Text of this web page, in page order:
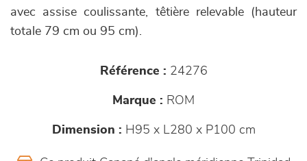
avec assise coulissante, têtière relevable (hauteur
totale 79 cm ou 95 cm).
Référence : 24276
Marque : ROM
Dimension : H95 x L280 x P100 cm